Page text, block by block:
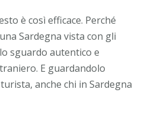
è così efficace. Perché
Sardegna vista con gli
sguardo autentico e
E guardandolo
anche chi in Sardegna